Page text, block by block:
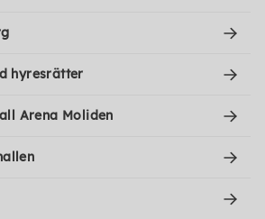
hyresrätter
Arena Moliden